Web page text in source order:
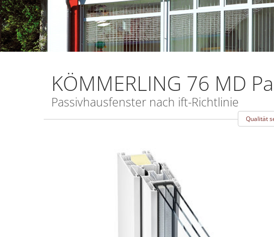
KÖMMERLING 76 MD
Passivhausfenster nach ift-Richtlinie
Qualität